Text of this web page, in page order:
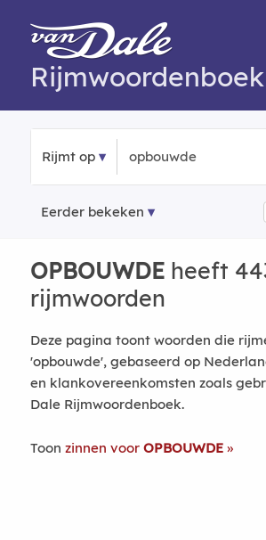
Rijmwoordenboek
Rijmt op
Eerder bekeken
OPBOUWDEheeft
rijmwoorden
Deze pagina toont woorden die
'opbouwde', gebaseerd op
en klankovereenkomsten zoals
Dale Rijmwoordenboek.
Toon zinnen voor OPBOUWDE